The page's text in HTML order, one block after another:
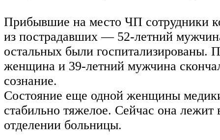
Прибывшие на место ЧП сотрудники
из пострадавших — 52-летний
остальных были госпитализированы.
женщина и 39-летний мужчина
сознание.
Состояние еще одной женщины
стабильно тяжелое. Сейчас она лежит
отделении больницы.